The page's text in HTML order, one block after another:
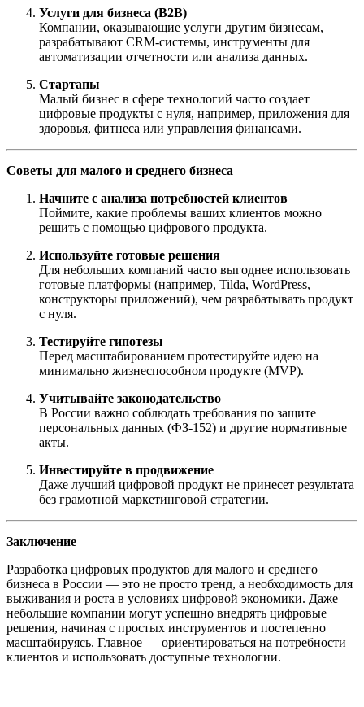
Услуги для бизнеса (B2B)
Компании, оказывающие услуги другим бизнесам,
разрабатывают CRM-системы, инструменты для
автоматизации отчетности или анализа данных.
Стартапы
Малый бизнес в сфере технологий часто создает
цифровые продукты с нуля, например, приложения для
здоровья, фитнеса или управления финансами.
Советы для малого и среднего бизнеса
Начните с анализа потребностей клиентов
Поймите, какие проблемы ваших клиентов можно
решить с помощью цифрового продукта.
Используйте готовые решения
Для небольших компаний часто выгоднее использовать
готовые платформы (например, Tilda, WordPress,
конструкторы приложений), чем разрабатывать продукт
с нуля.
Тестируйте гипотезы
Перед масштабированием протестируйте идею на
минимально жизнеспособном продукте (MVP).
Учитывайте законодательство
В России важно соблюдать требования по защите
персональных данных (ФЗ-152) и другие нормативные
акты.
Инвестируйте в продвижение
Даже лучший цифровой продукт не принесет результата
без грамотной маркетинговой стратегии.
Заключение
Разработка цифровых продуктов для малого и среднего
бизнеса в России — это не просто тренд, а необходимость для
выживания и роста в условиях цифровой экономики. Даже
небольшие компании могут успешно внедрять цифровые
решения, начиная с простых инструментов и постепенно
масштабируясь. Главное — ориентироваться на потребности
клиентов и использовать доступные технологии.